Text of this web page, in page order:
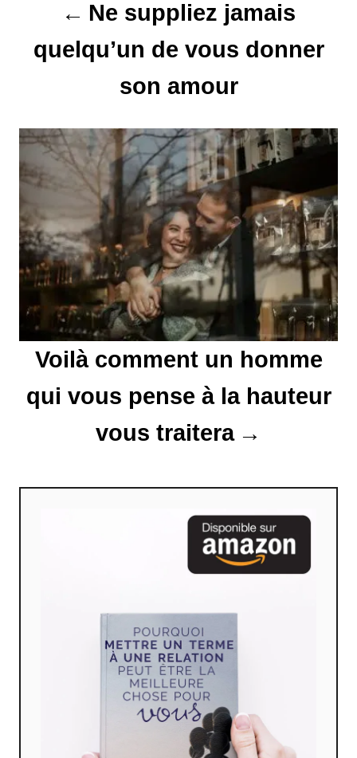
e
l
’
a
r
i
Ne suppliez jamais
quelqu’un de vous donner
son amour
Voilà comment un homme
qui vous pense à la hauteur
vous traitera